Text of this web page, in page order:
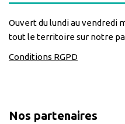
Ouvert du lundi au vendredi
tout le territoire sur notre
Conditions RGPD
Nos partenaires